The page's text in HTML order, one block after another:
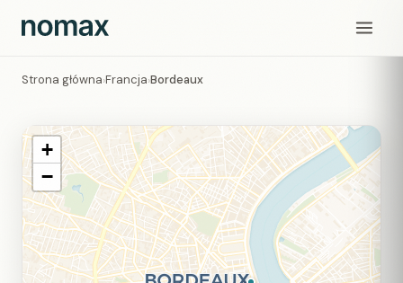
Strona główna›Francja›Bordeaux
+
−